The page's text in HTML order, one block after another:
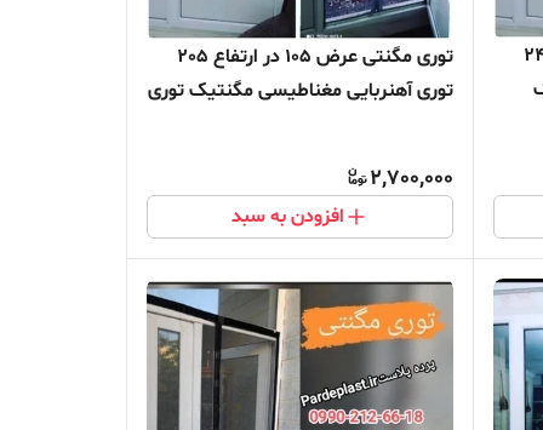
در ارتفاع 240
توری مگنتی عرض 105 در ارتفاع 205
توری آهنربایی مغناطیسی مگنتیک توری
2,700,000
افزودن به سبد